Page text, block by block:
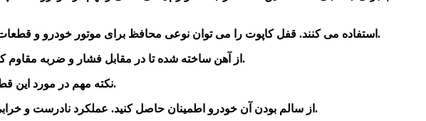
استفاده می ‌کنند. قفل کاپوت را می ‌توان نوعی محافظ برای موتور خودرو و قطعات داخلی آن دانست.
از آهن ساخته شده تا در مقابل فشار و ضربه مقاوم کافی را داشته باشد. این قطعه در قسمت جلویی و زیر درب موتور خودرو قرار دارد.
نکته مهم در مورد این قطعه آسان باز و بسته شدن کاپوت خودرو بوده و به قفل شدن مناسب کاپوت و باز نشدن آن در اثر فشار کمک می کند.
از سالم بودن آن خودرو اطمینان حاصل کنید. عملکرد نادرست و خرابی این قطعه سبب بروز آسیب و خسارت می ‌شود.